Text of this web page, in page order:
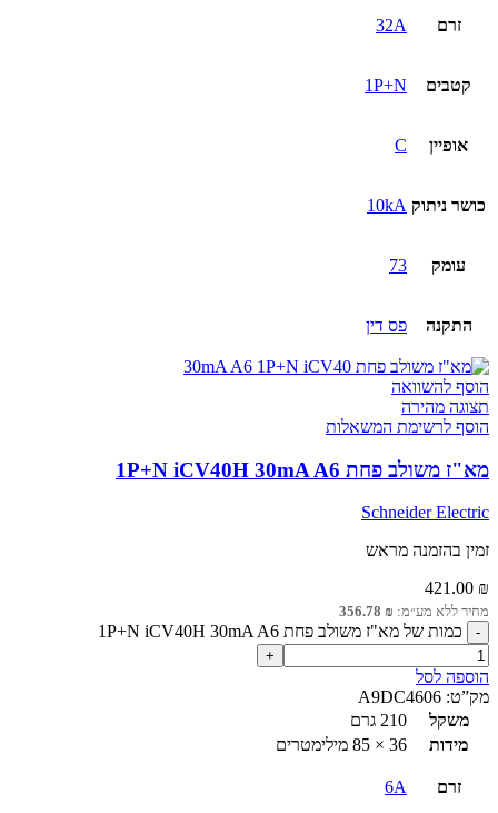
זרם 32A
קטבים 1P+N
אופיין C
כושר ניתוק 10kA
עומק 73
התקנה פס דין
הוסף להשוואה
תצוגה מהירה
הוסף לרשימת המשאלות
מא"ז משולב פחת 1P+N iCV40H 30mA A6
Schneider Electric
זמין בהזמנה מראש
421.00 ₪
מחיר ללא מע״מ: 356.78 ₪
כמות של מא"ז משולב פחת 1P+N iCV40H 30mA A6
הוספה לסל
מק”ט: A9DC4606
משקל
210 גרם
מידות
36 × 85 מילימטרים
זרם 6A